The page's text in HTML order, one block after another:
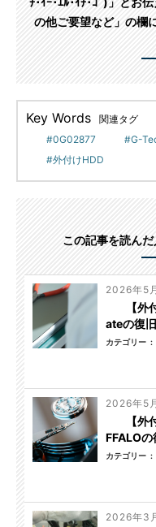
の他ご要望など」の欄
Key Words
関連タグ
0G02877
G-
外付けHDD
この記事を読ん
2026年5
【
ateの復
カテゴリー
2026年5
【
FFALO
カテゴリー
2026年3